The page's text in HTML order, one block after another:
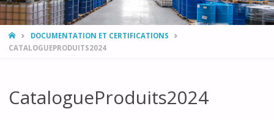
HOMEDOCUMENTATION ET CERTIFICATIONS
CATALOGUEPRODUITS2024
CatalogueProduits2024